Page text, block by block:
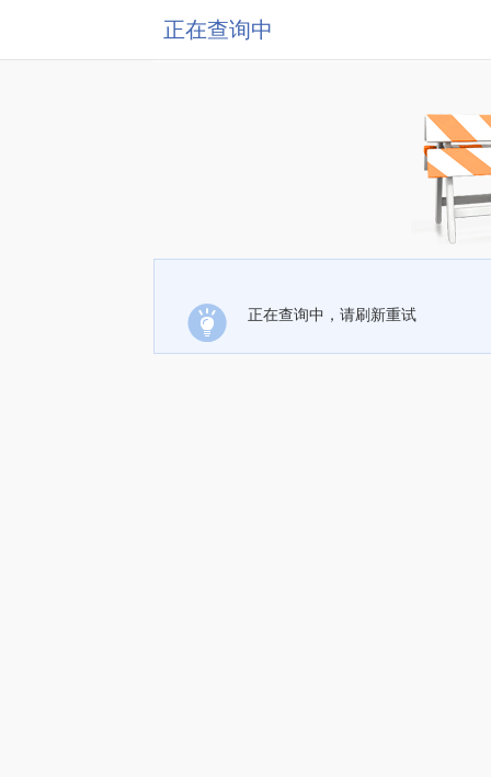
正在查询中
正在查询中，请刷新重试